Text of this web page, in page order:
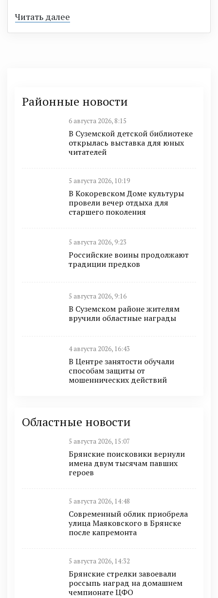
Читать далее
Районные новости
6 августа 2026, 8:15
В Суземской детской библиотеке
открылась выставка для юных
читателей
5 августа 2026, 10:19
В Кокоревском Доме культуры
провели вечер отдыха для
старшего поколения
5 августа 2026, 9:23
Российские воины продолжают
традиции предков
5 августа 2026, 9:16
В Суземском районе жителям
вручили областные награды
4 августа 2026, 16:43
В Центре занятости обучали
способам защиты от
мошеннических действий
Областные новости
5 августа 2026, 15:07
Брянские поисковики вернули
имена двум тысячам павших
героев
5 августа 2026, 14:48
Современный облик приобрела
улица Маяковского в Брянске
после капремонта
5 августа 2026, 14:32
Брянские стрелки завоевали
россыпь наград на домашнем
чемпионате ЦФО